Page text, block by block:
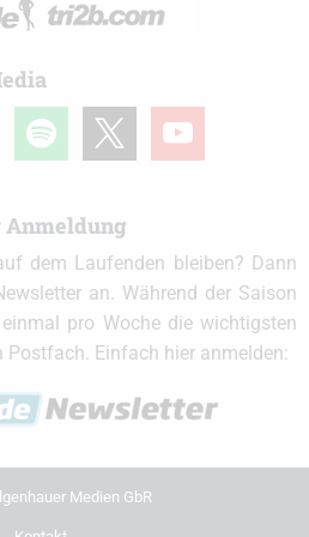
spotify youtube
dem Laufenden bleiben? Dann
an. Während der Saison
pro Woche die wichtigsten
Postfach. Einfach hier anmelden:
Medien GbR